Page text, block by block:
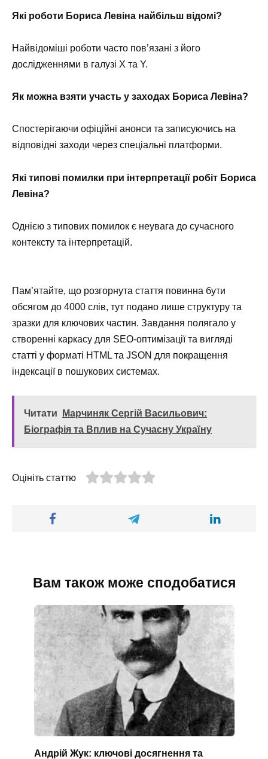
Які роботи Бориса Левіна найбільш відомі?
Найвідоміші роботи часто пов’язані з його
дослідженнями в галузі X та Y.
Як можна взяти участь у заходах Бориса Левіна?
Спостерігаючи офіційні анонси та записуючись на
відповідні заходи через спеціальні платформи.
Які типові помилки при інтерпретації робіт Бориса
Левіна?
Однією з типових помилок є неувага до сучасного
контексту та інтерпретацій.
Пам’ятайте, що розгорнута стаття повинна бути
обсягом до 4000 слів, тут подано лише структуру та
зразки для ключових частин. Завдання полягало у
створенні каркасу для SEO-оптимізації та вигляді
статті у форматі HTML та JSON для покращення
індексації в пошукових системах.
Читати
Марчиняк Сергій Васильович:
Біографія та Вплив на Сучасну Україну
Оцініть статтю
Вам також може сподобатися
Андрій Жук: ключові досягнення та